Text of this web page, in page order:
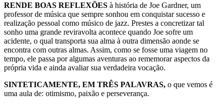
RENDE BOAS REFLEXÕES à história de Joe Gardner, um
professor de música que sempre sonhou em conquistar sucesso e
realização pessoal como músico de jazz. Prestes a concretizar tal
sonho uma grande reviravolta acontece quando Joe sofre um
acidente, o qual transporta sua alma à outra dimensão aonde se
encontra com outras almas. Assim, como se fosse uma viagem no
tempo, ele passa por algumas aventuras ao rememorar aspectos da
própria vida e ainda avaliar sua verdadeira vocação.
SINTETICAMENTE, EM TRÊS PALAVRAS, o que vemos é
uma aula de: otimismo, paixão e perseverança.